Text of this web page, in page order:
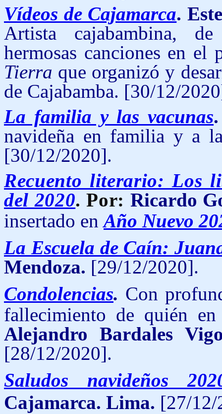
Vídeos de Cajamarca.
Artista cajabambina,
hermosas canciones en
Tierra que organizó y
de Cajabamba. [30/12/
La familia y las vacunas
navideña en familia y a
[30/12/2020].
Recuento literario: Los
del 2020. Por: Ricardo
insertado enAño Nuevo
La Escuela de Caín:
Mendoza. [29/12/2020].
Condolencias. Con
fallecimiento de quién
Alejandro Bardales
[28/12/2020].
Saludos navideños
Cajamarca. Lima. [27/